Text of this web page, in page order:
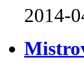
2014-